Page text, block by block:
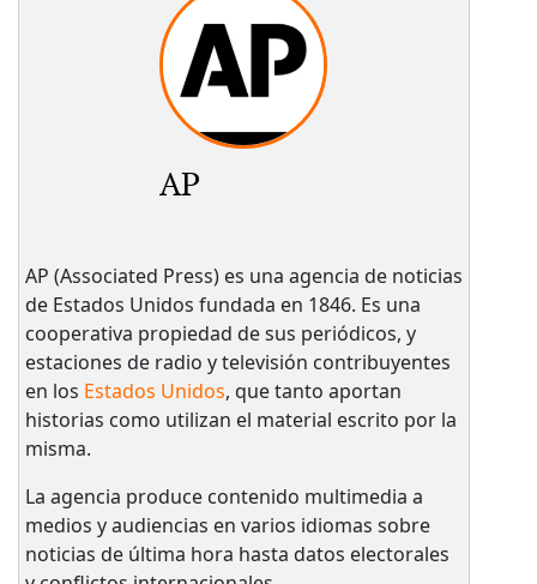
AP
AP (Associated Press) es una agencia de noticias
de Estados Unidos fundada en 1846. Es una
cooperativa propiedad de sus periódicos, y
estaciones de radio y televisión contribuyentes
en los Estados Unidos, que tanto aportan
historias como utilizan el material escrito por la
misma.
La agencia produce contenido multimedia a
medios y audiencias en varios idiomas sobre
noticias de última hora hasta datos electorales